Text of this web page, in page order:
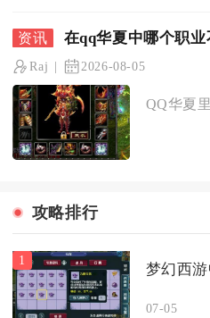
在qq华夏中哪个职业
Raj 2026-08-05
QQ华夏
攻略排行
1
梦幻西
07-05